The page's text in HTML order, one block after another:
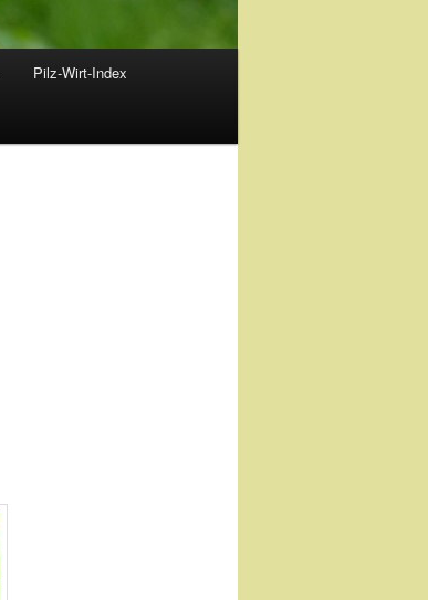
Pilz-Wirt-Index